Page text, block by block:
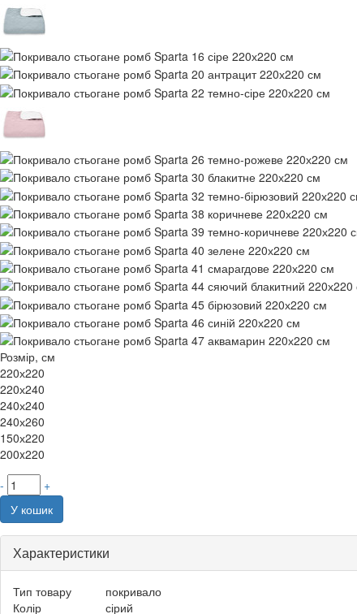
Розмір, см
220х220
220х240
240х240
240х260
150х220
200x220
-
+
У кошик
Характеристики
Тип товару
покривало
Колір
сірий